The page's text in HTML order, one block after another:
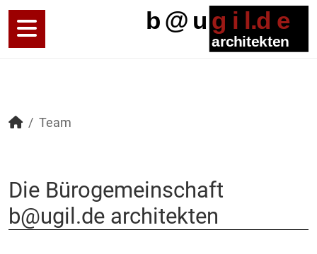
Team
Die Bürogemeinschaft
b@ugil.de architekten